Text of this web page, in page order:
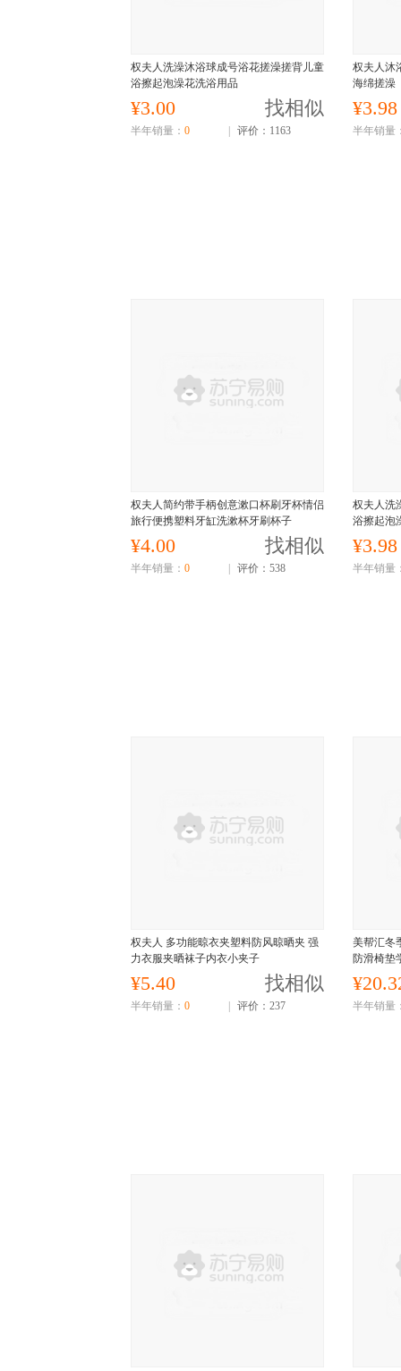
权夫人洗澡沐浴球成号浴花搓澡搓背儿童
浴擦起泡澡花洗浴用品
¥3.00 找相似
半年销量： 0 评价：1163
权夫人沐
海绵搓澡
¥3.98
半年销量
权夫人简约带手柄创意漱口杯刷牙杯情侣
旅行便携塑料牙缸洗漱杯牙刷杯子
¥4.00 找相似
半年销量： 0 评价：538
权夫人洗
浴擦起泡
¥3.98
半年销量
权夫人 多功能晾衣夹塑料防风晾晒夹 强
力衣服夹晒袜子内衣小夹子
¥5.40 找相似
半年销量： 0 评价：237
美帮汇冬
防滑椅垫
半年销量